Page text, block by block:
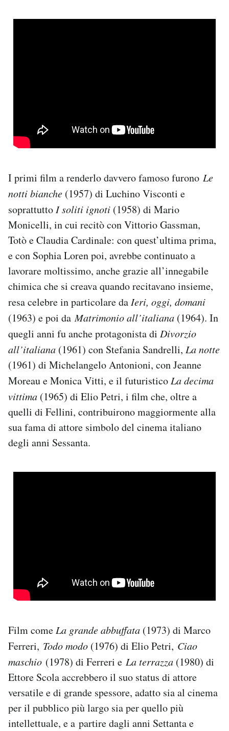
I primi film a renderlo davvero famoso furono Le
notti bianche (1957) di Luchino Visconti e
soprattutto I soliti ignoti (1958) di Mario
Monicelli, in cui recitò con Vittorio Gassman,
Totò e Claudia Cardinale: con quest’ultima prima,
e con Sophia Loren poi, avrebbe continuato a
lavorare moltissimo, anche grazie all’innegabile
chimica che si creava quando recitavano insieme,
resa celebre in particolare da Ieri, oggi, domani
(1963) e poi daMatrimonio all’italiana (1964). In
quegli anni fu anche protagonista di Divorzio
all’italiana (1961) con Stefania Sandrelli, La notte
(1961) di Michelangelo Antonioni, con Jeanne
Moreau e Monica Vitti, e il futuristico La decima
vittima (1965) di Elio Petri, i film che, oltre a
quelli di Fellini, contribuirono maggiormente alla
sua fama di attore simbolo del cinema italiano
degli anni Sessanta.
Film comeLa grande abbuffata (1973) di Marco
Ferreri, Todo modo (1976) di Elio Petri, Ciao
maschio (1978) di Ferreri e La terrazza (1980) di
Ettore Scola accrebbero il suo status di attore
versatile e di grande spessore, adatto sia al cinema
per il pubblico più largo sia per quello più
intellettuale, e a partire dagli anni Settanta e